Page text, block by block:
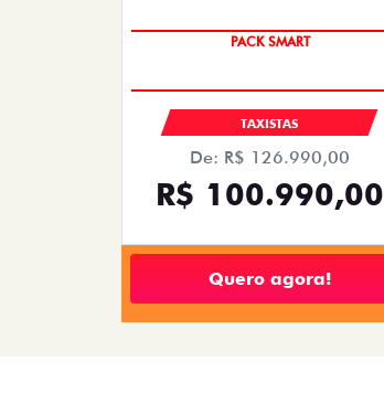
PACK SMART
TAXISTAS
De: R$ 126.990,00
R$ 100.990,00
Quero agora!